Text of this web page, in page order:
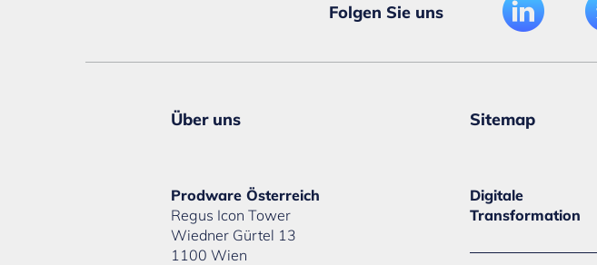
Folgen Sie uns
Über uns
Prodware Österreich
Regus Icon Tower
Wiedner Gürtel 13
1100 Wien
Sitemap
Digitale
Transformation